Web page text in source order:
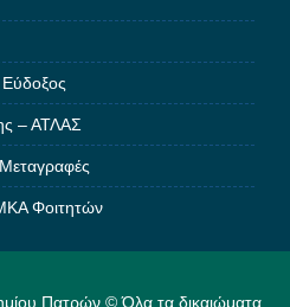
– ΑΤΛΑΣ
Φοιτητών
Πατρών © Όλα τα δικαιώματα